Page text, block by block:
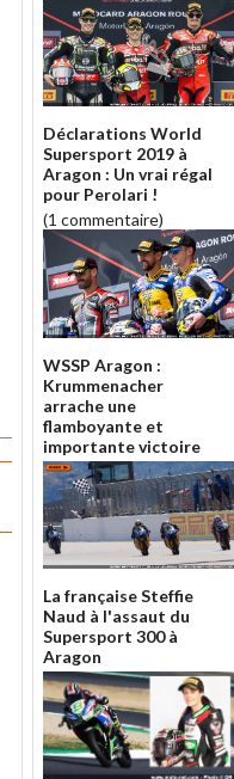
Déclarations World
Supersport 2019 à
Aragon : Un vrai régal
pour Perolari !
(1 commentaire)
WSSP Aragon :
Krummenacher
arrache une
flamboyante et
importante victoire
La française Steffie
Naud à l'assaut du
Supersport 300 à
Aragon